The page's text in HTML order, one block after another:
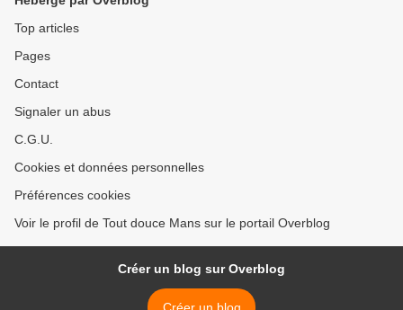
Top articles
Pages
Contact
Signaler un abus
C.G.U.
Cookies et données personnelles
Préférences cookies
Voir le profil de Tout douce Mans sur le portail Overblog
Créer un blog sur Overblog